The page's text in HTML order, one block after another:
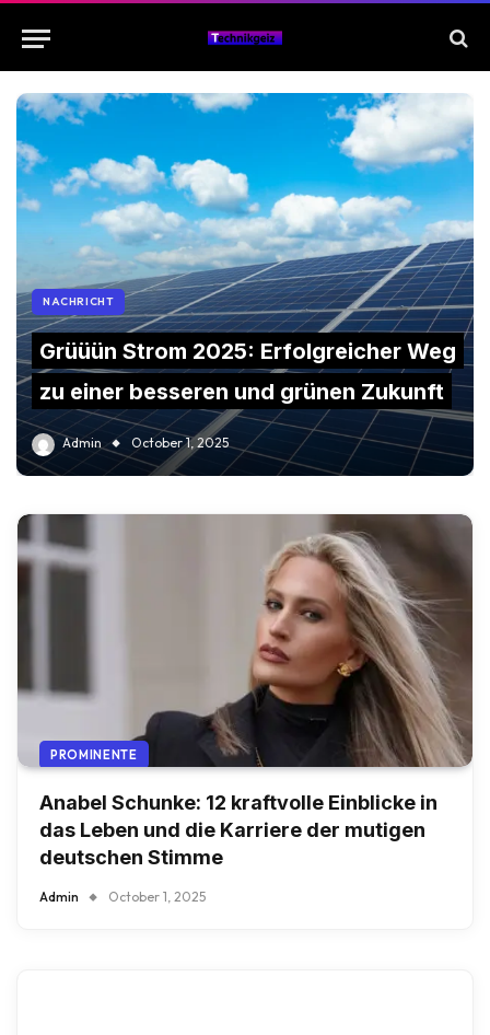
NACHRICHT
Grüüün Strom 2025: Erfolgreicher Weg
zu einer besseren und grünen Zukunft
Admin October 1, 2025
PROMINENTE
Anabel Schunke: 12 kraftvolle Einblicke in
das Leben und die Karriere der mutigen
deutschen Stimme
Admin October 1, 2025